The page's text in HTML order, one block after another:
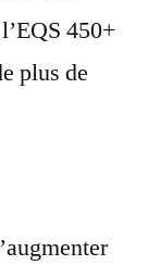
450+
plus de